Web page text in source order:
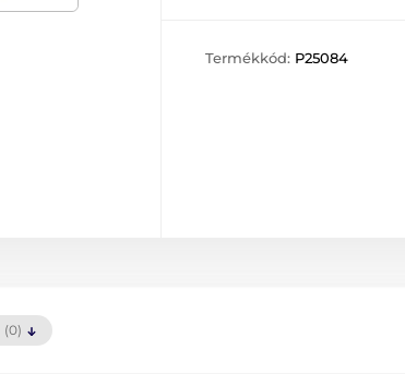
Termékkód: P25084
(0)